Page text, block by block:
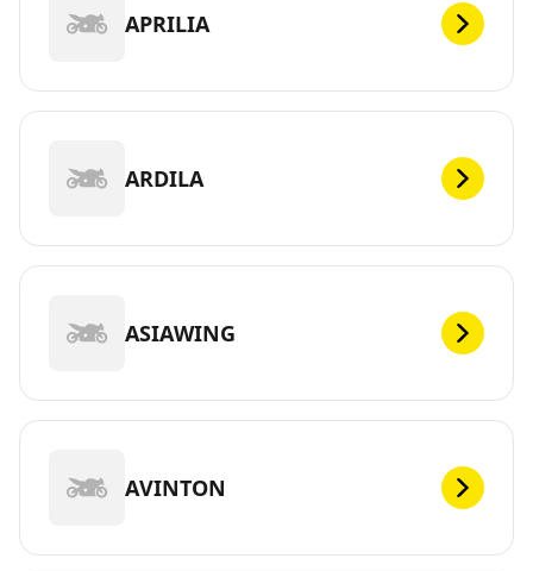
APRILIA
ARDILA
ASIAWING
AVINTON